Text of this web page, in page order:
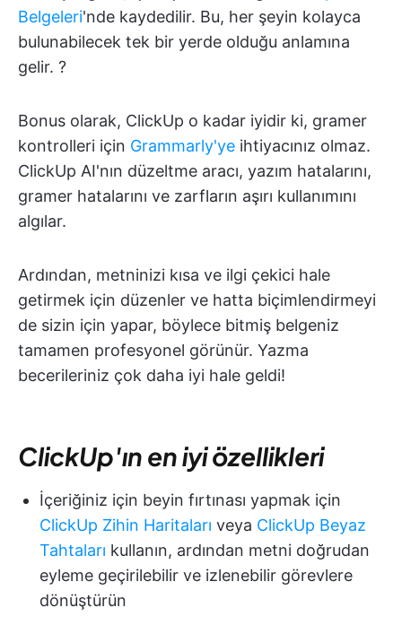
Belgeleri'nde kaydedilir. Bu, her şeyin kolayca
bulunabilecek tek bir yerde olduğu anlamına
gelir. ?
Bonus olarak, ClickUp o kadar iyidir ki, gramer
kontrolleri için Grammarly'ye ihtiyacınız olmaz.
ClickUp AI'nın düzeltme aracı, yazım hatalarını,
gramer hatalarını ve zarfların aşırı kullanımını
algılar.
Ardından, metninizi kısa ve ilgi çekici hale
getirmek için düzenler ve hatta biçimlendirmeyi
de sizin için yapar, böylece bitmiş belgeniz
tamamen profesyonel görünür. Yazma
becerileriniz çok daha iyi hale geldi!
ClickUp'ın en iyi özellikleri
İçeriğiniz için beyin fırtınası yapmak için
ClickUp Zihin Haritaları veya ClickUp Beyaz
Tahtaları kullanın, ardından metni doğrudan
eyleme geçirilebilir ve izlenebilir görevlere
dönüştürün